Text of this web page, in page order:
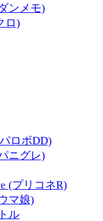
ンメモ)
ロ)
ロボDD)
ニグレ)
(プリコネR)
マ娘)
ル